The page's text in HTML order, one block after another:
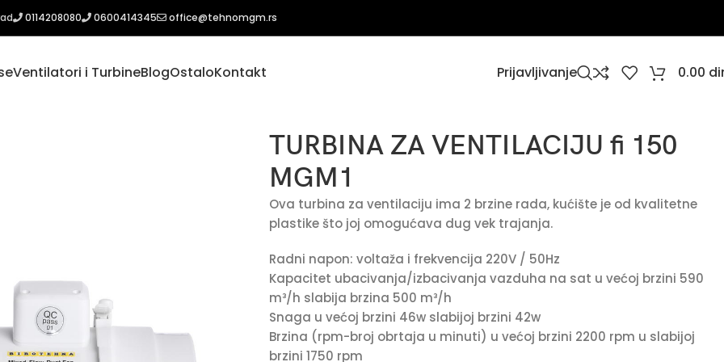
0114208080 0600414345 office@tehnomgm.rs
Ventilatori i TurbineBlogOstaloKontakt Prijavljivanje 0.00
TURBINA ZA VENTILACIJU fi 150
MGM1
Ova turbina za ventilaciju ima 2 brzine rada, kućište je od kvalitetne
plastike što joj omogućava dug vek trajanja.
Radni napon: voltaža i frekvencija 220V / 50Hz
Kapacitet ubacivanja/izbacivanja vazduha na sat u većoj brzini 590
m³/h slabija brzina 500 m³/h
Snaga u većoj brzini 46w slabijoj brzini 42w
Brzina (rpm-broj obrtaja u minuti) u većoj brzini 2200 rpm u slabijoj
brzini 1750 rpm